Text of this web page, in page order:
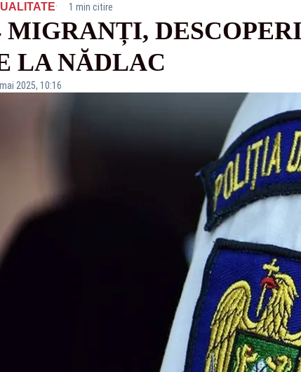
· 1 min citire
MIGRANȚI,
LA NĂDLAC
2025, 10:16